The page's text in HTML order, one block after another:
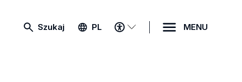
Szukaj PL
MENU
DOSTĘPNOŚCI
MENU